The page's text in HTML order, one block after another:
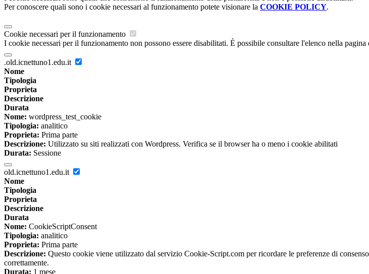
Per conoscere quali sono i cookie necessari al funzionamento potete visionare la COOKIE POLICY.
Cookie necessari per il funzionamento
I cookie necessari per il funzionamento non possono essere disabilitati. È possibile consultare l'elenco nella
.old.icnettuno1.edu.it
Nome
Tipologia
Proprieta
Descrizione
Durata
Nome: wordpress_test_cookie
Tipologia: analitico
Proprieta: Prima parte
Descrizione: Utilizzato su siti realizzati con Wordpress. Verifica se il browser ha o meno i cookie abilitati
Durata: Sessione
old.icnettuno1.edu.it
Nome
Tipologia
Proprieta
Descrizione
Durata
Nome: CookieScriptConsent
Tipologia: analitico
Proprieta: Prima parte
Descrizione: Questo cookie viene utilizzato dal servizio Cookie-Script.com per ricordare le preferenze di
correttamente.
Durata: 1 mese